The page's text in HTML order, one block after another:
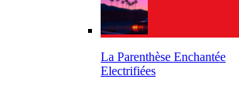
La Parenthèse Enchantée
Electrifiées